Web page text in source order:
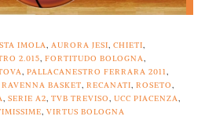
IMOLA, AURORA JESI, CHIETI,
2.015, FORTITUDO BOLOGNA,
, PALLACANESTRO FERRARA 2011,
RAVENNA BASKET, RECANATI, ROSETO,
, SERIE A2, TVB TREVISO, UCC PIACENZA,
, VIRTUS BOLOGNA